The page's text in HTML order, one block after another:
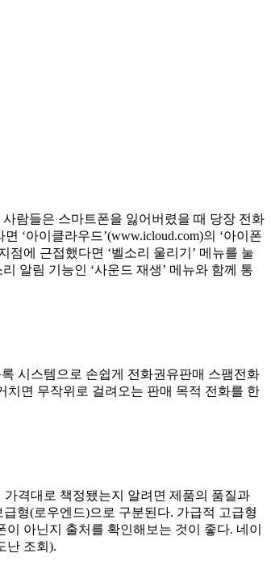
람들은 스마트폰을 잃어버렸을 때 당장 전화
‘아이클라우드’(www.icloud.com)의 ‘아이폰
에 근접했다면 ‘벨소리 울리기’ 메뉴를 눌
알림 기능인 ‘사운드 재생’ 메뉴와 함께 통
시스템으로 손쉽게 전화권유판매 스팸전화
치면 무작위로 걸려오는 판매 목적 전화를 한
격대로 책정됐는지 알려면 제품의 품질과
형(로우엔드)으로 구분된다. 가급적 고급형
아닌지 출처를 확인해보는 것이 좋다. 네이
난 조회).